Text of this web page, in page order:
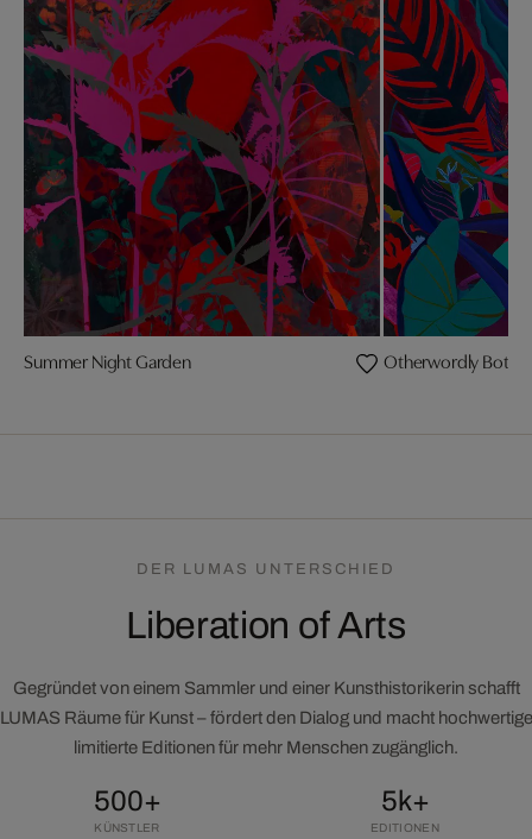
Summer Night Garden Otherwordly
DER LUMAS UNTERSCHIED
Liberation of Arts
Gegründet von einem Sammler und einer Kunsthistorikerin schafft
LUMAS Räume für Kunst – fördert den Dialog und macht hochwertige
limitierte Editionen für mehr Menschen zugänglich.
500+
KÜNSTLER
5k+
EDITIONEN